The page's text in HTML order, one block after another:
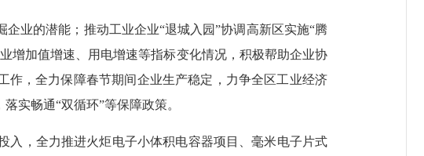
业的潜能；推动工业企业“退城入园”协调高新区实施“腾
增加值增速、用电增速等指标变化情况，积极帮助企业协
作，全力保障春节期间企业生产稳定，力争全区工业经济
实畅通“双循环”等保障政策。
，全力推进火炬电子小体积电容器项目、毫米电子片式